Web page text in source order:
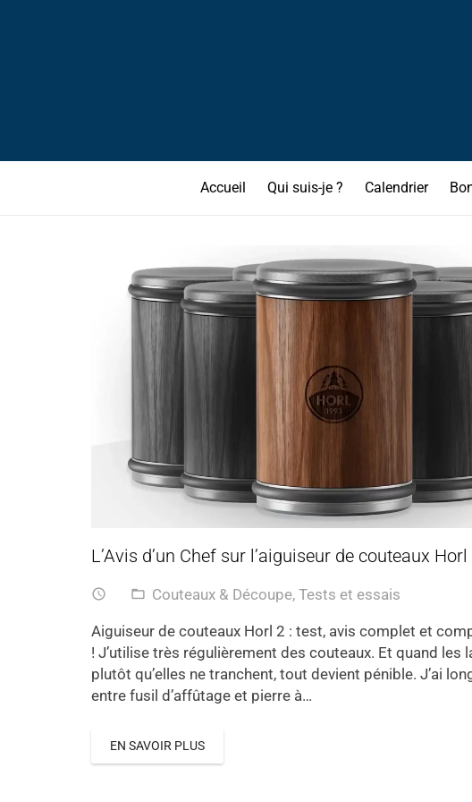
Accueil Qui suis-je ? Calendrier
L’Avis d’un Chef sur l’aiguiseur de couteaux Horl
access_time folder_open Couteaux & Découpe, Tests et essais
Aiguiseur de couteaux Horl 2 : test, avis complet et
! J’utilise très régulièrement des couteaux. Et quand les
plutôt qu’elles ne tranchent, tout devient pénible. J’ai
entre fusil d’affûtage et pierre à…
EN SAVOIR PLUS